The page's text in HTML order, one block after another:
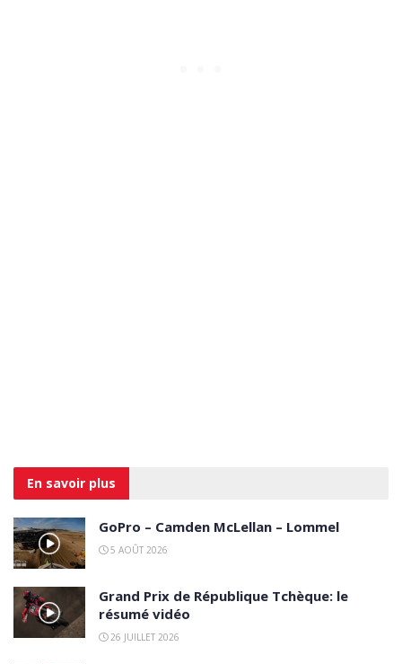
En savoir plus
GoPro – Camden McLellan – Lommel
5 AOÛT 2026
Grand Prix de République Tchèque: le
résumé vidéo
26 JUILLET 2026